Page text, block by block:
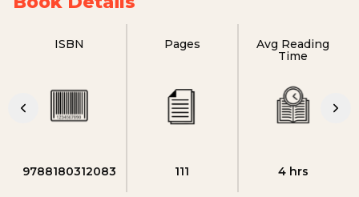
ISBN
9788180312083
Pages
111
Avg Reading
Time
4 hrs